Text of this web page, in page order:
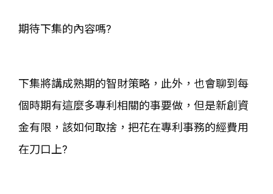
期待下集的內容嗎?
下集將講成熟期的智財策略，此外，也會聊到每
個時期有這麼多專利相關的事要做，但是新創資
金有限，該如何取捨，把花在專利事務的經費用
在刀口上?